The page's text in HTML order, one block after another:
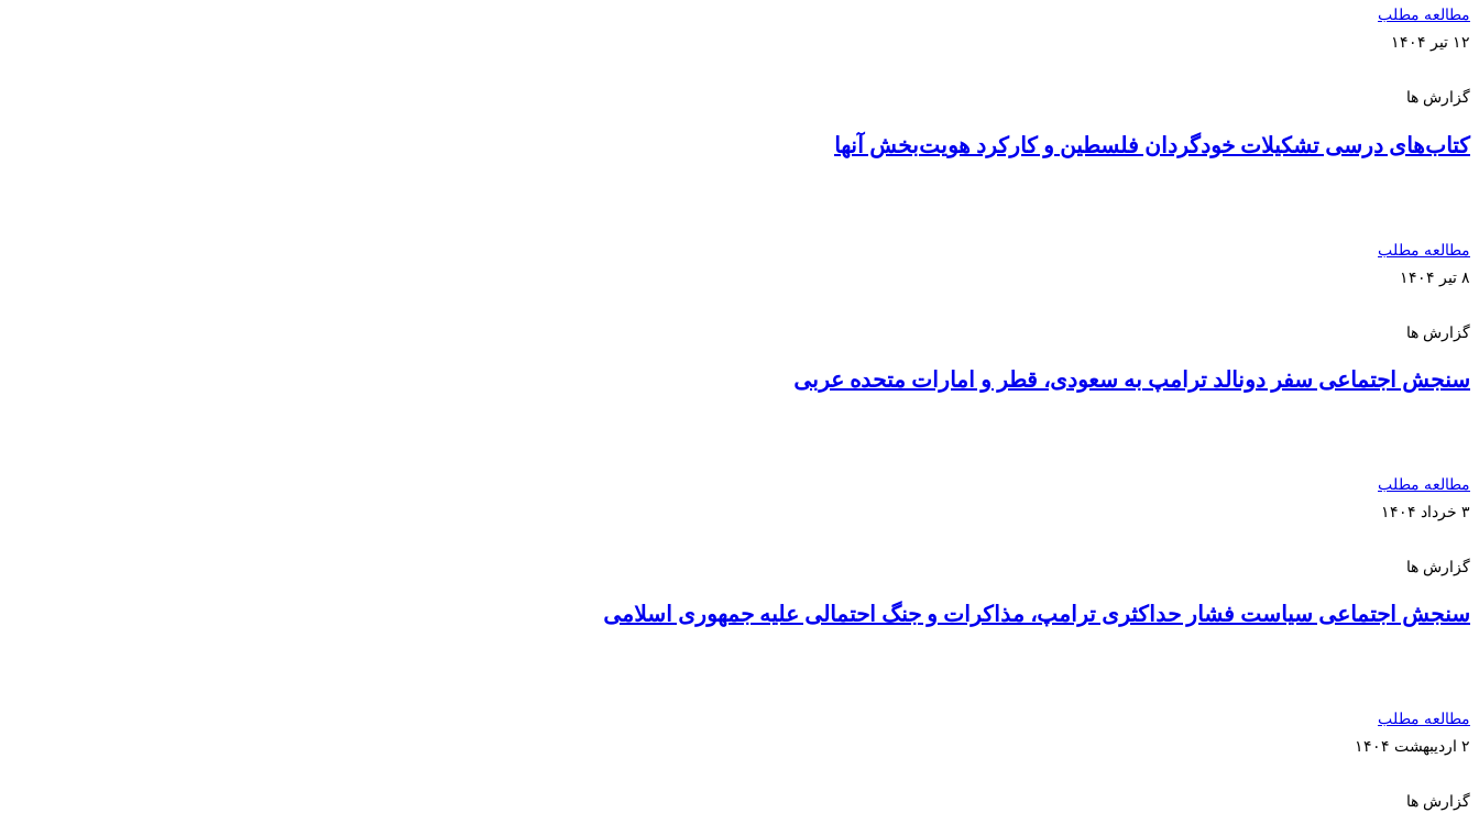
مطالعه مطلب
۱۲ تیر ۱۴۰۴
گزارش ها
کتاب‌های درسی تشکیلات خودگردان فلسطین و کارکرد هویت‌بخش آنها
مطالعه مطلب
۸ تیر ۱۴۰۴
گزارش ها
سنجش اجتماعی سفر دونالد ترامپ به سعودی، قطر و امارات متحده عربی
مطالعه مطلب
۳ خرداد ۱۴۰۴
گزارش ها
سنجش اجتماعی سیاست فشار حداکثری ترامپ، مذاکرات و جنگ احتمالی علیه جمهوری اسلامی
مطالعه مطلب
۲ اردیبهشت ۱۴۰۴
گزارش ها